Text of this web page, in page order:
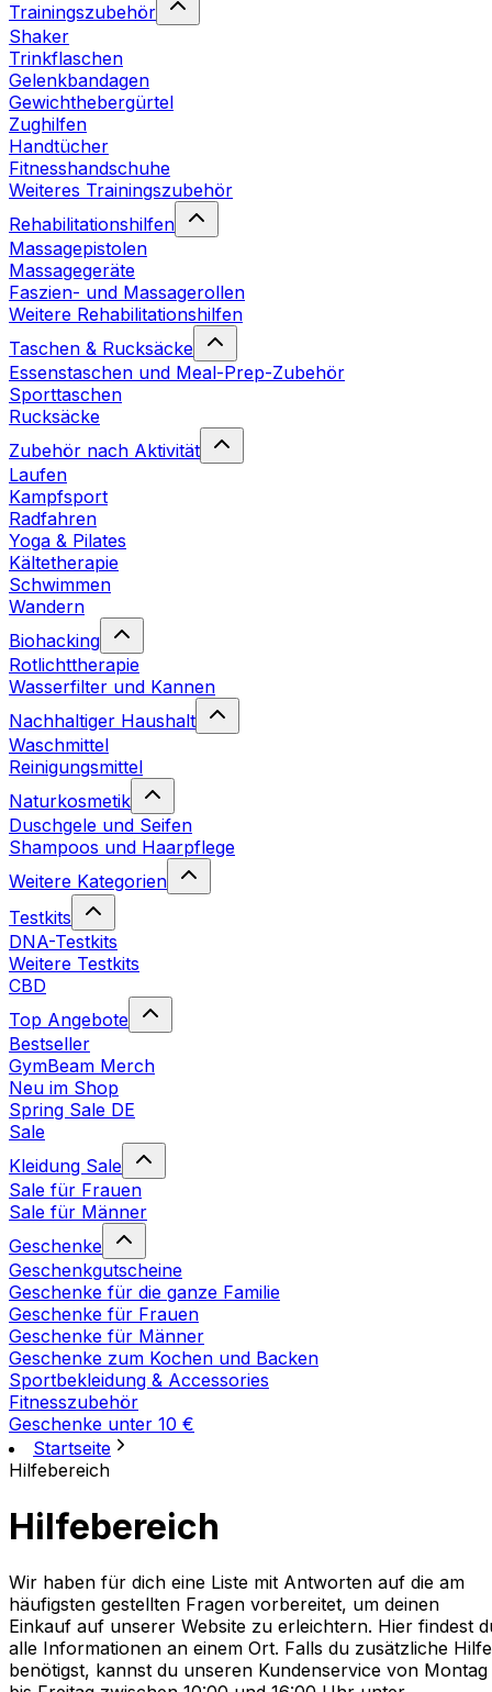
Trainingszubehör
Shaker
Trinkflaschen
Gelenkbandagen
Gewichthebergürtel
Zughilfen
Handtücher
Fitnesshandschuhe
Weiteres Trainingszubehör
Rehabilitationshilfen
Massagepistolen
Massagegeräte
Faszien- und Massagerollen
Weitere Rehabilitationshilfen
Taschen & Rucksäcke
Essenstaschen und Meal-Prep-Zubehör
Sporttaschen
Rucksäcke
Zubehör nach Aktivität
Laufen
Kampfsport
Radfahren
Yoga & Pilates
Kältetherapie
Schwimmen
Wandern
Biohacking
Rotlichttherapie
Wasserfilter und Kannen
Nachhaltiger Haushalt
Waschmittel
Reinigungsmittel
Naturkosmetik
Duschgele und Seifen
Shampoos und Haarpflege
Weitere Kategorien
Testkits
DNA-Testkits
Weitere Testkits
CBD
Top Angebote
Bestseller
GymBeam Merch
Neu im Shop
Spring Sale DE
Sale
Kleidung Sale
Sale für Frauen
Sale für Männer
Geschenke
Geschenkgutscheine
Geschenke für die ganze Familie
Geschenke für Frauen
Geschenke für Männer
Geschenke zum Kochen und Backen
Sportbekleidung & Accessories
Fitnesszubehör
Geschenke unter 10 €
Startseite
Hilfebereich
Hilfebereich
Wir haben für dich eine Liste mit Antworten auf die am
häufigsten gestellten Fragen vorbereitet, um deinen
Einkauf auf unserer Website zu erleichtern. Hier findest
alle Informationen an einem Ort. Falls du zusätzliche Hilfe
benötigst, kannst du unseren Kundenservice von Montag